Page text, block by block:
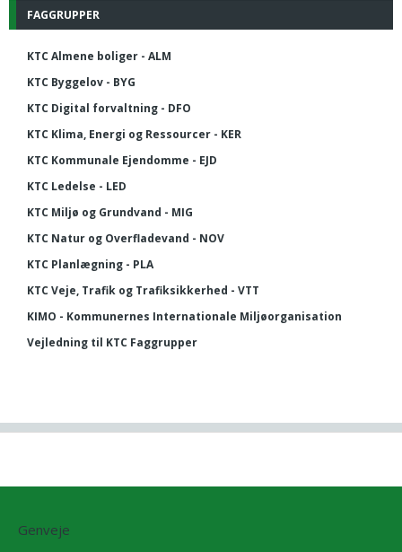
FAGGRUPPER
KTC Almene boliger - ALM
KTC Byggelov - BYG
KTC Digital forvaltning - DFO
KTC Klima, Energi og Ressourcer - KER
KTC Kommunale Ejendomme - EJD
KTC Ledelse - LED
KTC Miljø og Grundvand - MIG
KTC Natur og Overfladevand - NOV
KTC Planlægning - PLA
KTC Veje, Trafik og Trafiksikkerhed - VTT
KIMO - Kommunernes Internationale Miljøorganisation
Vejledning til KTC Faggrupper
Genveje